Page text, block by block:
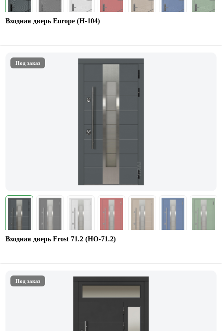
Входная дверь Europe (Н-104)
Под заказ
Входная дверь Frost 71.2 (НО-71.2)
Под заказ